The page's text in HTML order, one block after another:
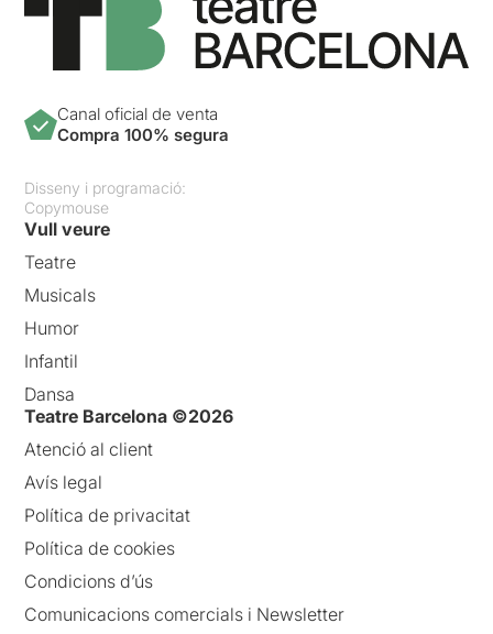
Canal oficial de venta
Compra 100% segura
Disseny i programació:
Copymouse
Vull veure
Teatre
Musicals
Humor
Infantil
Dansa
Teatre Barcelona ©2026
Atenció al client
Avís legal
Política de privacitat
Política de cookies
Condicions d’ús
Comunicacions comercials i Newsletter